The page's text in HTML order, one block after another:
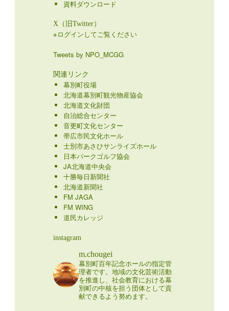
資料ダウンロード
X（旧Twitter）
※ログインしてご覧ください
Tweets by NPO_MCGG
関連リンク
幕別町役場
北海道幕別町観光物産協会
北海道文化財団
自治総合センター
音更町文化センター
帯広市民文化ホール
士別市あさひサンライズホール
日本パークゴルフ協会
JA北海道中央会
十勝毎日新聞社
北海道新聞社
FM JAGA
FM WING
道民カレッジ
instagram
m.chougei
幕別町百年記念ホールの指定管
理者です。地域の文化芸術活動
を推進し、社会教育における幕
別町の中核を担う団体として貢
献できるよう努めます。